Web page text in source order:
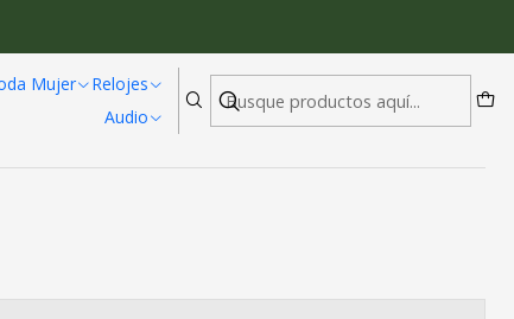
Mujer
Relojes
Audio
Onix G572